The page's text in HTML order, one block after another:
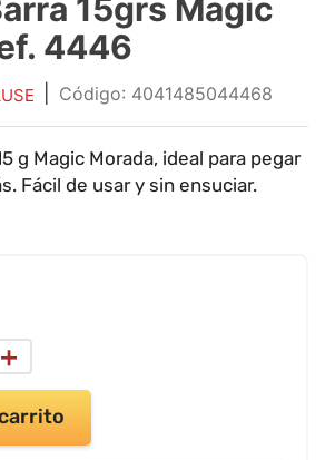
15grs Magic
4446
: 4041485044468
g Magic Morada, ideal para pegar
Fácil de usar y sin ensuciar.
＋